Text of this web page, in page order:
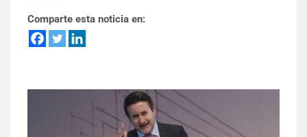
Comparte esta noticia en: